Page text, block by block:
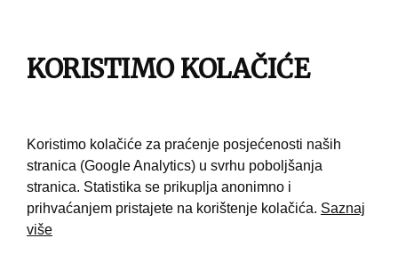
Pravila korištenja
KORISTIMO KOLAČIĆE
Koristimo kolačiće za praćenje posjećenosti naših
stranica (Google Analytics) u svrhu poboljšanja
stranica. Statistika se prikuplja anonimno i
prihvaćanjem pristajete na korištenje kolačića. Saznaj
više